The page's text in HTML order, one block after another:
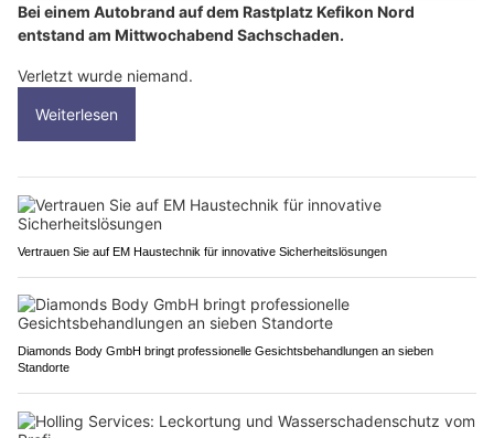
Bei einem Autobrand auf dem Rastplatz Kefikon Nord
entstand am Mittwochabend Sachschaden.
Verletzt wurde niemand.
Weiterlesen
Vertrauen Sie auf EM Haustechnik für innovative Sicherheitslösungen
Diamonds Body GmbH bringt professionelle Gesichtsbehandlungen an sieben
Standorte